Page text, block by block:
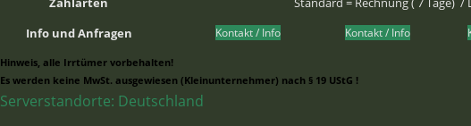
Info und Anfragen
Kontakt / Info Kontakt / Info
Hinweis, alle Irrtümer vorbehalten!
Es werden keine MwSt. ausgewiesen (Kleinunternehmer) nach § 19 UStG !
Serverstandorte: Deutschland